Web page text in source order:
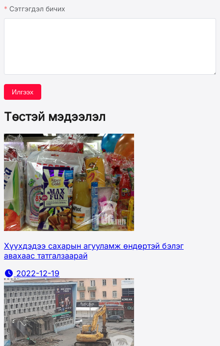
Сэтгэгдэл бичих
Илгээх
Төстэй мэдээлэл
Хүүхдэдээ сахарын агууламж өндөртэй бэлэг
авахаас татгалзаарай
2022-12-19